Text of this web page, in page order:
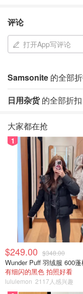
评论
打开App写评论
Samsonite 的全部
日用杂货的全部折扣
大家都在抢
1
$249.00 $348.00
Wunder Puff 羽绒服 600
有细闪的黑色 拍照好看
lululemon 2117人感兴趣